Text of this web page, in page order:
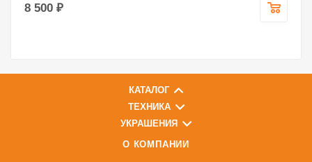
8 500 ₽
КАТАЛОГ
ТЕХНИКА
УКРАШЕНИЯ
О КОМПАНИИ